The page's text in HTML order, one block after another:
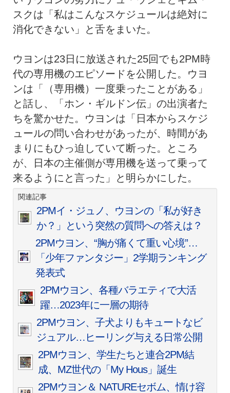
スクは「私はこんなスケジュールは絶対に
消化できない」と舌をまいた。
ウヨンは23日に放送された25回でも2PM時
代の専用機のエピソードを公開した。ウヨ
ンは「（専用機）一度乗ったことがある」
と話し、「ホン・ギルドン伝」の出演者た
ちを驚かせた。ウヨンは「日本からスケジ
ュールの問い合わせがあったが、時間があ
まりにもひっ迫していて断った。ところ
が、日本の主催側が専用機を送って乗って
来るようにと言った」と明らかにした。
関連記事
2PMイ・ジュノ、ウヨンの「私が好き
か？」という突然の質問への答えは？
2PMウヨン、“胸が痛くて重い心境”…
「少年ファンタジー」2学期ランキング
発表式
2PMウヨン、各種バラエティで大活
躍…2023年に一層の期待
2PMウヨン、子犬よりもキュートなビ
ジュアル…ヒーリング与える日常公開
2PMウヨン、学生たちと連合2PM結
成、MZ世代の「My Hous」誕生
2PMウヨン＆ NATUREセボム、情け容